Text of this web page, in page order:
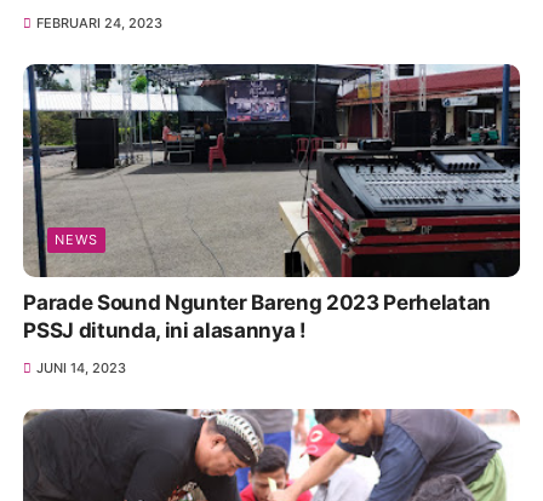
FEBRUARI 24, 2023
NEWS
Parade Sound Ngunter Bareng 2023 Perhelatan
PSSJ ditunda, ini alasannya !
JUNI 14, 2023